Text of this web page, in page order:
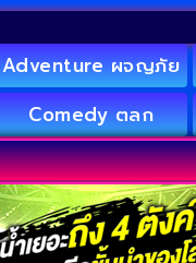
Adventure ผจญภัย
Comedy ตลก